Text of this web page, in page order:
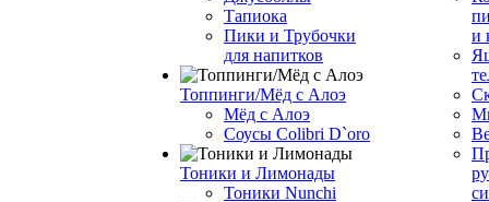
Тапиока
Пики и Трубочки
для напитков
Топпинги/Мёд с Алоэ
Мёд с Алоэ
Соусы Colibri D`oro
Тоники и Лимонады
Тоники Nunchi
и